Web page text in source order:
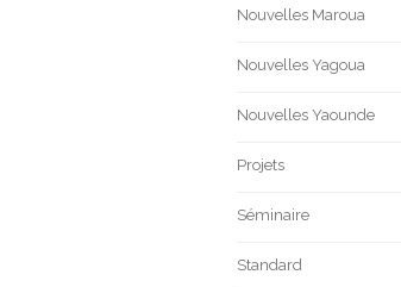
Nouvelles Maroua
Nouvelles Yagoua
Nouvelles Yaounde
Projets
Séminaire
Standard